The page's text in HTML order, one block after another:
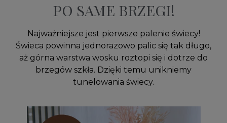
PO SAME BRZEGI!
Najważniejsze jest pierwsze palenie świecy!
Świeca powinna jednorazowo palic się tak długo,
aż górna warstwa wosku roztopi się i dotrze do
brzegów szkła. Dzięki temu unikniemy
tunelowania świecy.